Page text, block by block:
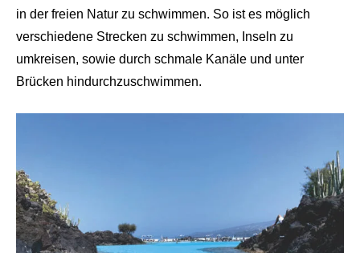
in der freien Natur zu schwimmen. So ist es möglich
verschiedene Strecken zu schwimmen, Inseln zu
umkreisen, sowie durch schmale Kanäle und unter
Brücken hindurchzuschwimmen.